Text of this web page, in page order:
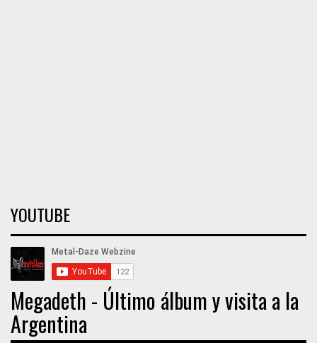
YOUTUBE
Megadeth - Último álbum y visita a la
Argentina